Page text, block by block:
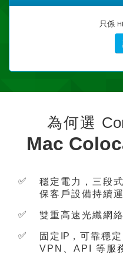
只係
為何選
Mac
✅ 穩定電力，三段式
保客戶設備持續
✅ 雙重高速光纖網
✅ 固定 IP ，可靠穩
VPN、API 等服